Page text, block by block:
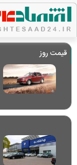
قیمت روز